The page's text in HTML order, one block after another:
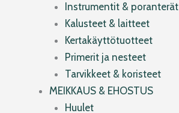
Instrumentit & poranterät
Kalusteet & laitteet
Kertakäyttötuotteet
Primerit ja nesteet
Tarvikkeet & koristeet
MEIKKAUS & EHOSTUS
Huulet